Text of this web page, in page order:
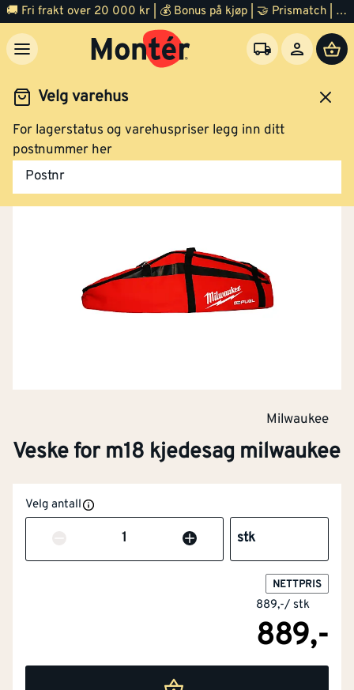
🚚 Fri frakt over 20 000 kr | 💰 Bonus på kjøp | 🤝 Prismatch | ⭐ 100% fornøyd garanti | 🏪 140 byggevarehus
Velg varehus
For lagerstatus og varehuspriser legg inn ditt
postnummer her
Postnr
Outlet diverse
Milwaukee
Veske for m18 kjedesag milwaukee
Velg antall
Antall stk
NETTPRIS
889,-/ stk
889,-